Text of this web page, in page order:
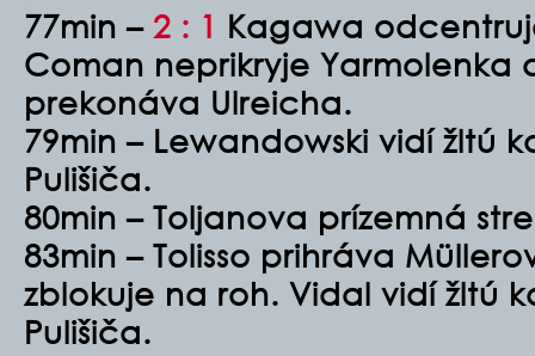
77min – 2 : 1 Kagawa
Coman neprikryje Yarmolenka
prekonáva Ulreicha.
79min – Lewandowski vidí žltú
Pulišiča.
80min – Toljanova prízemná
83min – Tolisso prihráva
zblokuje na roh. Vidal vidí žltú
Pulišiča.